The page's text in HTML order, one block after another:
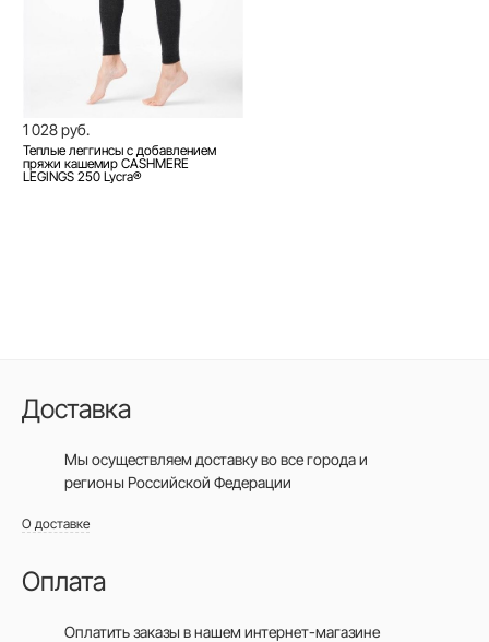
1 028 руб.
Теплые леггинсы с добавлением
пряжи кашемир CASHMERE
LEGINGS 250 Lycra®
Доставка
Мы осуществляем доставку во все городаи
регионы Российской Федерации
О доставке
Оплата
Оплатить заказы в нашем интернет-магазине